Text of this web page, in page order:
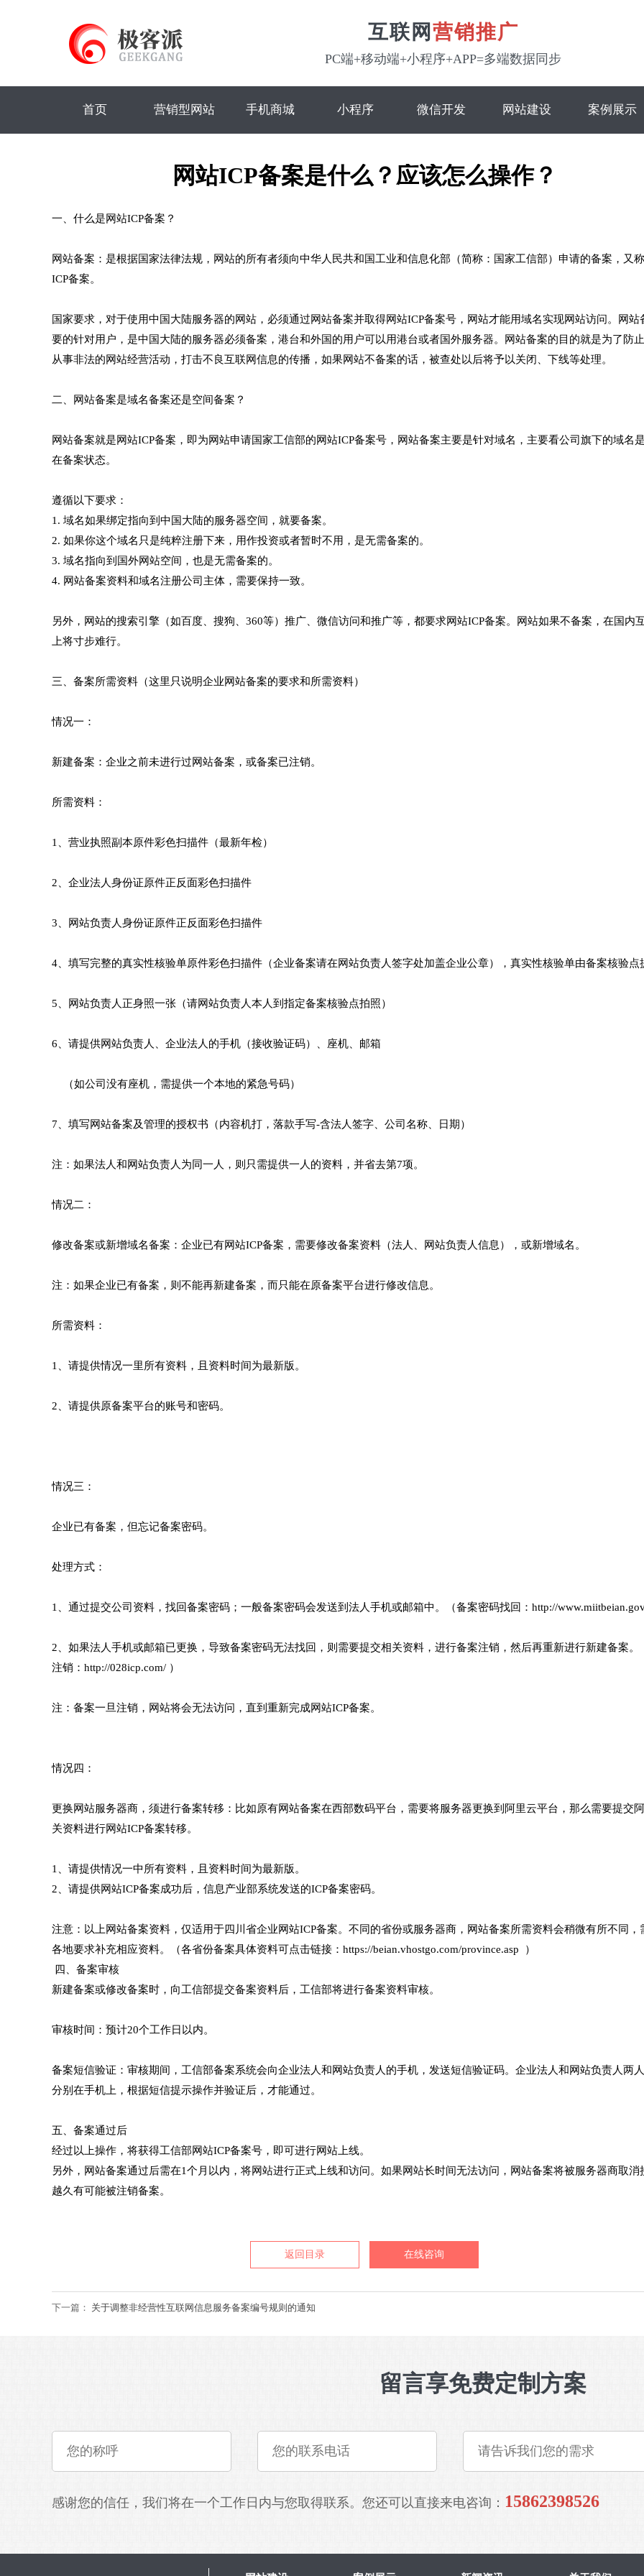
互联网 营销推广
PC端+移动端+小程序+APP=多端数据同步
首页 营销型网站 手机商城 小程序 微信开发 网站建设 案例展示
网站ICP备案是什么？应该怎么操作？
一、什么是网站ICP备案？
网站备案：是根据国家法律法规，网站的所有者须向中华人民共和国工业和信息化部（简称：国家工信部）申请的备案，又
ICP备案。
国家要求，对于使用中国大陆服务器的网站，必须通过网站备案并取得网站ICP备案号，网站才能用域名实现网站访问。网站
要的针对用户，是中国大陆的服务器必须备案，港台和外国的用户可以用港台或者国外服务器。网站备案的目的就是为了防
从事非法的网站经营活动，打击不良互联网信息的传播，如果网站不备案的话，被查处以后将予以关闭、下线等处理。
二、网站备案是域名备案还是空间备案？
网站备案就是网站ICP备案，即为网站申请国家工信部的网站ICP备案号，网站备案主要是针对域名，主要看公司旗下的域名
在备案状态。
遵循以下要求：
1. 域名如果绑定指向到中国大陆的服务器空间，就要备案。
2. 如果你这个域名只是纯粹注册下来，用作投资或者暂时不用，是无需备案的。
3. 域名指向到国外网站空间，也是无需备案的。
4. 网站备案资料和域名注册公司主体，需要保持一致。
另外，网站的搜索引擎（如百度、搜狗、360等）推广、微信访问和推广等，都要求网站ICP备案。网站如果不备案，在国内
上将寸步难行。
三、备案所需资料（这里只说明企业网站备案的要求和所需资料）
情况一：
新建备案：企业之前未进行过网站备案，或备案已注销。
所需资料：
1、营业执照副本原件彩色扫描件（最新年检）
2、企业法人身份证原件正反面彩色扫描件
3、网站负责人身份证原件正反面彩色扫描件
4、填写完整的真实性核验单原件彩色扫描件（企业备案请在网站负责人签字处加盖企业公章），真实性核验单由备案核验点
5、网站负责人正身照一张（请网站负责人本人到指定备案核验点拍照）
6、请提供网站负责人、企业法人的手机（接收验证码）、座机、邮箱
（如公司没有座机，需提供一个本地的紧急号码）
7、填写网站备案及管理的授权书（内容机打，落款手写-含法人签字、公司名称、日期）
注：如果法人和网站负责人为同一人，则只需提供一人的资料，并省去第7项。
情况二：
修改备案或新增域名备案：企业已有网站ICP备案，需要修改备案资料（法人、网站负责人信息），或新增域名。
注：如果企业已有备案，则不能再新建备案，而只能在原备案平台进行修改信息。
所需资料：
1、请提供情况一里所有资料，且资料时间为最新版。
2、请提供原备案平台的账号和密码。
情况三：
企业已有备案，但忘记备案密码。
处理方式：
1、通过提交公司资料，找回备案密码；一般备案密码会发送到法人手机或邮箱中。（备案密码找回：http://
2、如果法人手机或邮箱已更换，导致备案密码无法找回，则需要提交相关资料，进行备案注销，然后再重新进行新建备案。
注销：http://028icp.com/ ）
注：备案一旦注销，网站将会无法访问，直到重新完成网站ICP备案。
情况四：
更换网站服务器商，须进行备案转移：比如原有网站备案在西部数码平台，需要将服务器更换到阿里云平台，那么需要提交
关资料进行网站ICP备案转移。
1、请提供情况一中所有资料，且资料时间为最新版。
2、请提供网站ICP备案成功后，信息产业部系统发送的ICP备案密码。
注意：以上网站备案资料，仅适用于四川省企业网站ICP备案。不同的省份或服务器商，网站备案所需资料会稍微有所不同，
各地要求补充相应资料。（各省份备案具体资料可点击链接：https://beian.vhostgo.com/province.asp ）
四、备案审核
新建备案或修改备案时，向工信部提交备案资料后，工信部将进行备案资料审核。
审核时间：预计20个工作日以内。
备案短信验证：审核期间，工信部备案系统会向企业法人和网站负责人的手机，发送短信验证码。企业法人和网站负责人两
分别在手机上，根据短信提示操作并验证后，才能通过。
五、备案通过后
经过以上操作，将获得工信部网站ICP备案号，即可进行网站上线。
另外，网站备案通过后需在1个月以内，将网站进行正式上线和访问。如果网站长时间无法访问，网站备案将被服务器商取消
越久有可能被注销备案。
返回目录 在线咨询
下一篇： 关于调整非经营性互联网信息服务备案编号规则的通知
留言享免费定制方案
感谢您的信任，我们将在一个工作日内与您取得联系。您还可以直接来电咨询： 15862398526